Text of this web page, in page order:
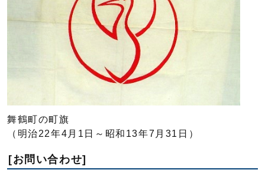
舞鶴町の町旗
（明治22年4月1日～昭和13年7月31日）
[お問い合わせ]